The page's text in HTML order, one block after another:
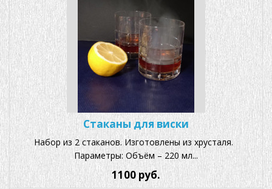
Стаканы для виски
Набор из 2 стаканов. Изготовлены из хрусталя.
Параметры: Объём – 220 мл...
1100 руб.